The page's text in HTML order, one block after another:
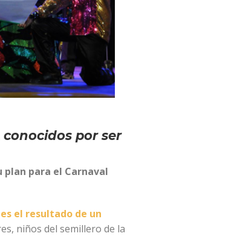
por ser
plan para el Carnaval
el resultado de un
niños del semillero de la